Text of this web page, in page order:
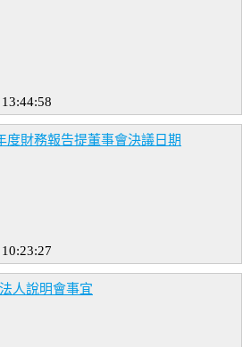
度財務報告提董事會決議日期
人說明會事宜